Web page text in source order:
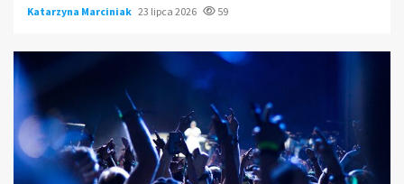
Katarzyna Marciniak 23 lipca 2026 59